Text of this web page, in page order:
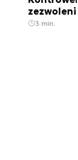
3 min.